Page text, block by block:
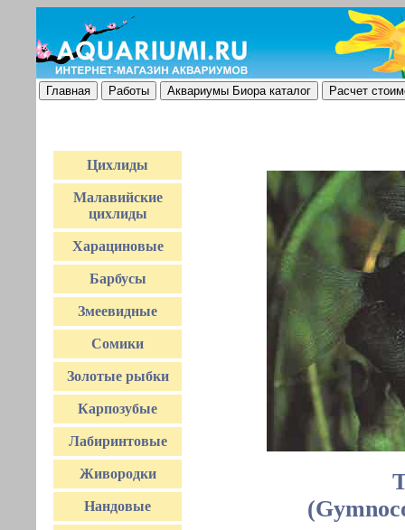
Цихлиды
Малавийские
цихлиды
Харациновые
Барбусы
Змеевидные
Сомики
Золотые рыбки
Карпозубые
Лабиринтовые
Живородки
Нандовые